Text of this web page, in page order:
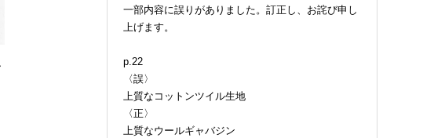
一部内容に誤りがありました。訂正し、お詫び申し
上げます。
p.22
〈誤〉
上質なコットンツイル生地
〈正〉
上質なウールギャバジン